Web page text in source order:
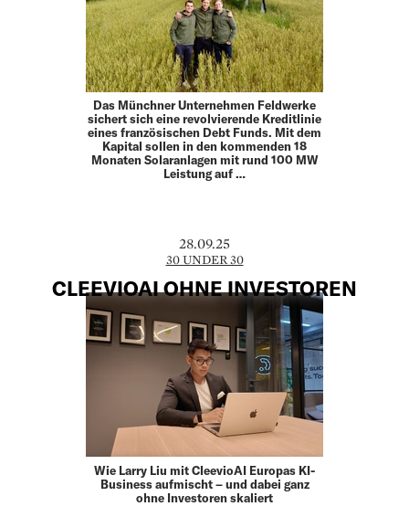
Das Münchner Unternehmen Feldwerke
sichert sich eine revolvierende Kreditlinie
eines französischen Debt Funds. Mit dem
Kapital sollen in den kommenden 18
Monaten Solaranlagen mit rund 100 MW
Leistung auf …
28.09.25
30 UNDER 30
CLEEVIOAI OHNE INVESTOREN
Wie Larry Liu mit CleevioAI Europas KI-
Business aufmischt – und dabei ganz
ohne Investoren skaliert